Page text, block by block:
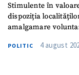
Stimulente în
dispoziția
amalgamare
POLITIC 4 august